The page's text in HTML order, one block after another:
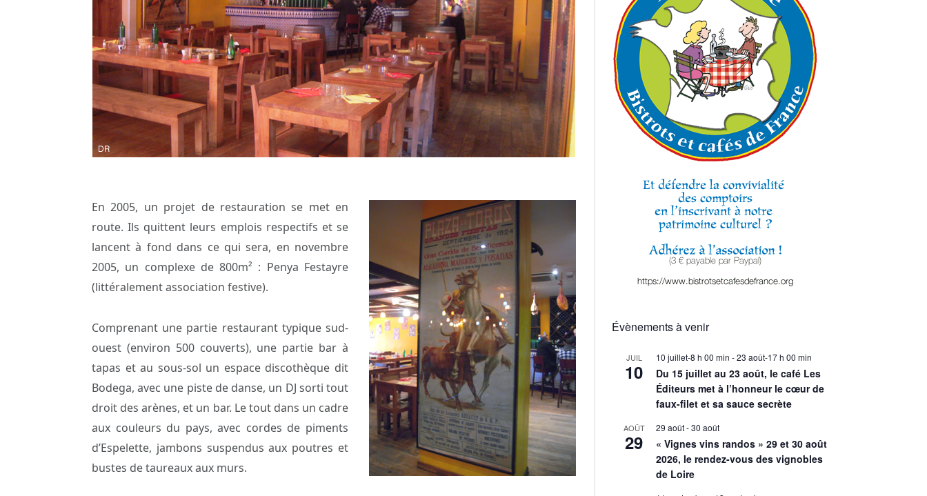
En 2005, un projet de restauration se met en
route. Ils quittent leurs emplois respectifs et se
lancent à fond dans ce qui sera, en novembre
2005, un complexe de 800m² : Penya Festayre
(littéralement association festive).
Comprenant une partie restaurant typique sud-
ouest (environ 500 couverts), une partie bar à
tapas et au sous-sol un espace discothèque dit
Bodega, avec une piste de danse, un DJ sorti tout
droit des arènes, et un bar. Le tout dans un cadre
aux couleurs du pays, avec cordes de piments
d’Espelette, jambons suspendus aux poutres et
bustes de taureaux aux murs.
Évènements à venir
JUIL
10
10 juillet-8 h 00 min -23 août-17 h 00 min
Du 15 juillet au 23 août, le café Les
Éditeurs met à l’honneur le cœur de
faux-filet et sa sauce secrète
AOÛT
29
29 août-30 août
« Vignes vins randos » 29 et 30 août
2026, le rendez-vous des vignobles
de Loire